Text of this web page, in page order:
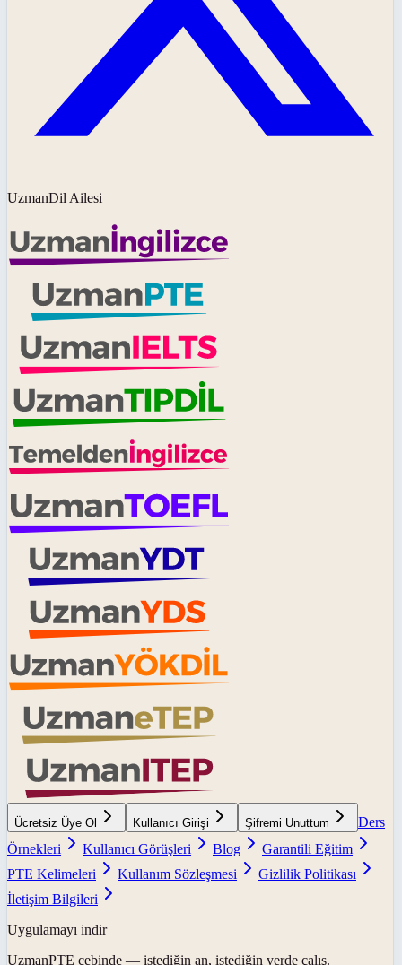
UzmanDil Ailesi
Ücretsiz Üye Ol Kullanıcı Girişi Şifremi Unuttum
Ders
Örnekleri
Kullanıcı Görüşleri Blog
Garantili Eğitim
PTE Kelimeleri
Kullanım Sözleşmesi
Gizlilik Politikası
İletişim Bilgileri
Uygulamayı indir
UzmanPTE cebinde — istediğin an, istediğin yerde çalış.